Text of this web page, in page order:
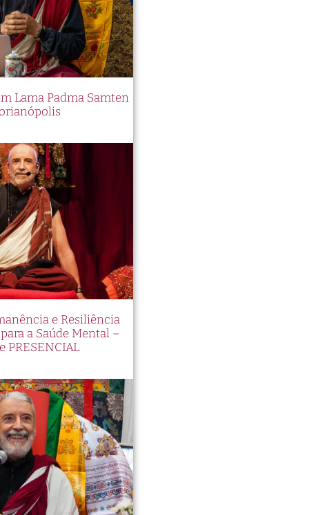
Lama Padma Samten
e Resiliência
a Saúde Mental –
PRESENCIAL